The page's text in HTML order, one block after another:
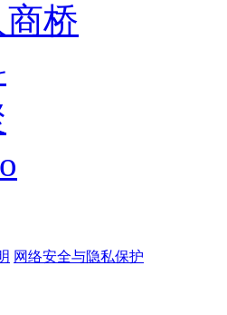
桥
网络安全与隐私保护